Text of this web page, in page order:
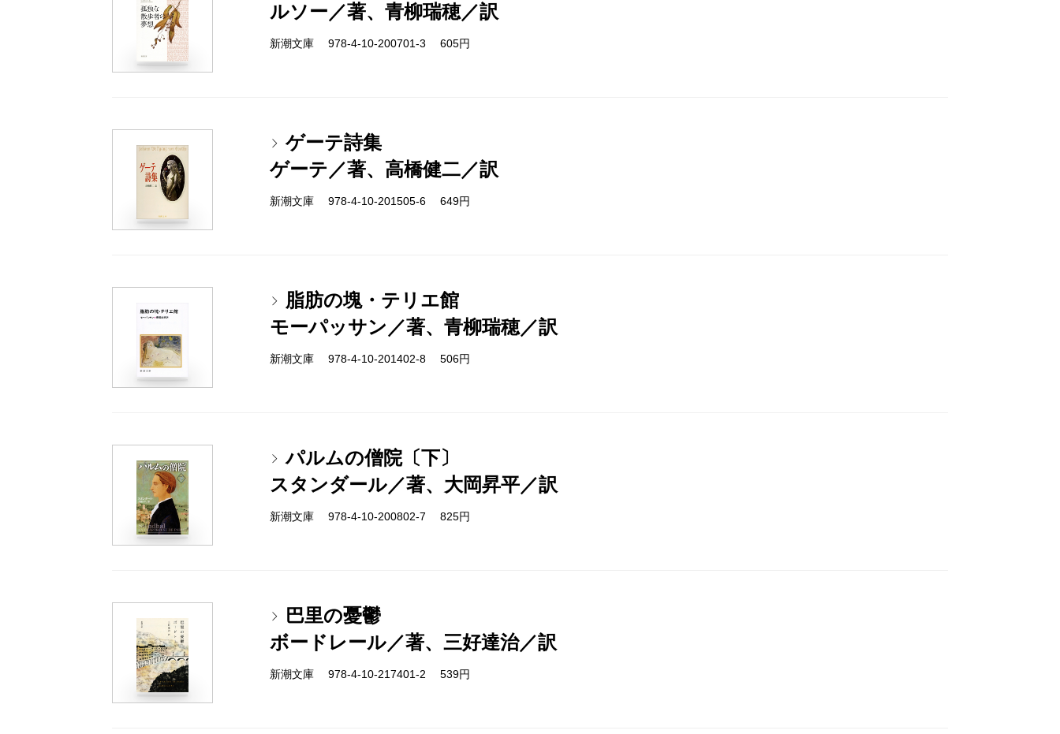
ルソー／著、青柳瑞穂／訳
新潮文庫 978-4-10-200701-3 605円
ゲーテ詩集
ゲーテ／著、高橋健二／訳
新潮文庫 978-4-10-201505-6 649円
脂肪の塊・テリエ館
モーパッサン／著、青柳瑞穂／訳
新潮文庫 978-4-10-201402-8 506円
パルムの僧院〔下〕
スタンダール／著、大岡昇平／訳
新潮文庫 978-4-10-200802-7 825円
巴里の憂鬱
ボードレール／著、三好達治／訳
新潮文庫 978-4-10-217401-2 539円